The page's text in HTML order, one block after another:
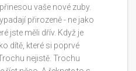
vaše nové zuby.
přirozeně - ne jako
jste měli dřív. Když je
dítě, které si poprvé
nejistě. Trochu